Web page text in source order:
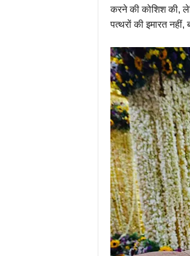
करने की कोशिश की,
पत्थरों की इमारत